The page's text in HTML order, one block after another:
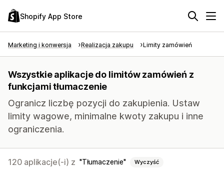
Shopify App Store
Marketing i konwersja Realizacja zakupu Limity zamówień
Wszystkie aplikacje do limitów zamówień z
funkcjami tłumaczenie
Ogranicz liczbę pozycji do zakupienia. Ustaw
limity wagowe, minimalne kwoty zakupu i inne
ograniczenia.
120 aplikacje(-i) z Tłumaczenie Wyczyść